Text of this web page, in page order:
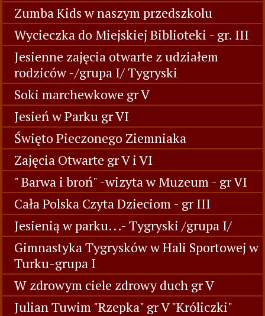
Zumba Kids w naszym przedszkolu
Wycieczka do Miejskiej Biblioteki - gr. III
Jesienne zajęcia otwarte z udziałem
rodziców -/grupa I/ Tygryski
Soki marchewkowe gr V
Jesień w Parku gr VI
Święto Pieczonego Ziemniaka
Zajęcia Otwarte gr V i VI
" Barwa i broń" -wizyta w Muzeum - gr VI
Cała Polska Czyta Dzieciom - gr III
Jesienią w parku...- Tygryski /grupa I/
Gimnastyka Tygrysków w Hali Sportowej w
Turku-grupa I
W zdrowym ciele zdrowy duch gr V
Julian Tuwim "Rzepka" gr V "Króliczki"